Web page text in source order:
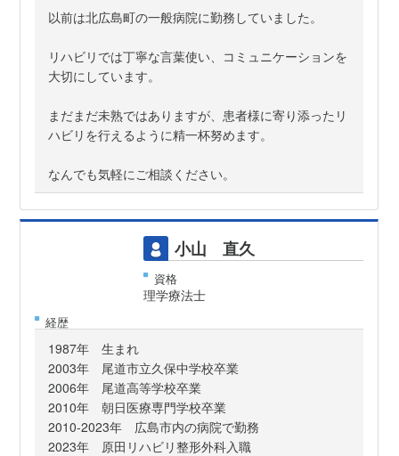
以前は北広島町の一般病院に勤務していました。
リハビリでは丁寧な言葉使い、コミュニケーションを
大切にしています。
まだまだ未熟ではありますが、患者様に寄り添ったリ
ハビリを行えるように精一杯努めます。
なんでも気軽にご相談ください。
小山 直久
資格
理学療法士
経歴
1987年 生まれ
2003年 尾道市立久保中学校卒業
2006年 尾道高等学校卒業
2010年 朝日医療専門学校卒業
2010-2023年 広島市内の病院で勤務
2023年 原田リハビリ整形外科入職